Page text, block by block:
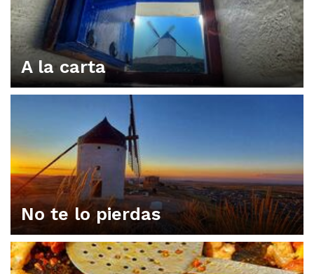
A la carta
ORGANIZA TU PLAN EN CONSUEGRA
No te lo pierdas